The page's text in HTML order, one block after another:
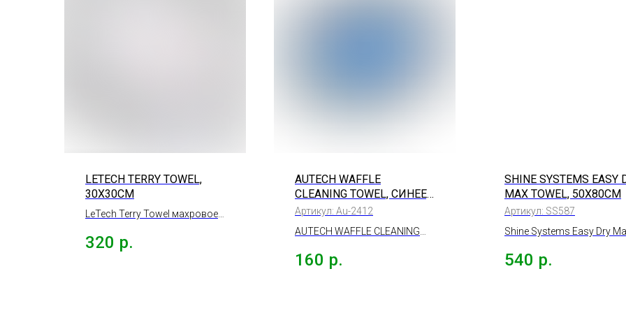
LETECH TERRY TOWEL,
30Х30СМ
LeTech Terry Towel махровое
320 р.
AUTECH WAFFLE
CLEANING TOWEL, СИНЕЕ,
60*40СМ
Артикул: Au-2412
AUTECH WAFFLE CLEANING
протирки оверлоченное
160 р.
SHINE SYSTEMS EASY
MAX TOWEL, 50Х80СМ
Артикул: SS587
Shine Systems Easy Dry
микрофибра для сушки
540 р.